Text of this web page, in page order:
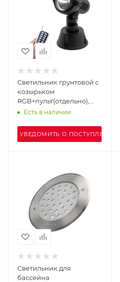
Светильник грунтовой с
козырьком
RGB+пульт(отдельно),
LED 12W RGB+RF IP65,
Есть в наличии
УВЕДОМИТЬ О ПОСТУПЛЕНИИ
Светильник для
бассейна